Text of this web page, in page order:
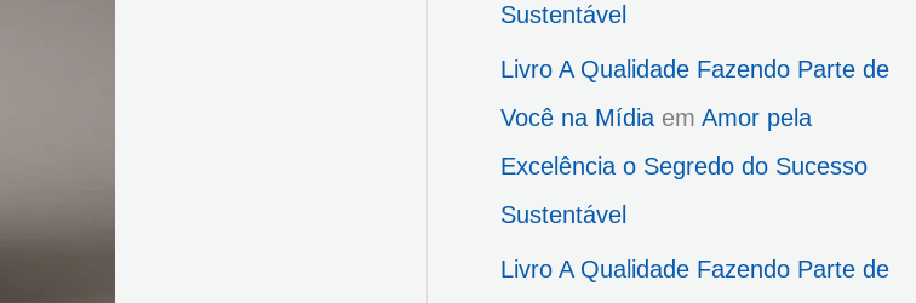
Sustentável
Livro A Qualidade Fazendo Parte de
Você na Mídiaem Amor pela
Excelência o Segredo do Sucesso
Sustentável
Livro A Qualidade Fazendo Parte de